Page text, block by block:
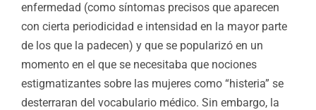
enfermedad (como síntomas precisos que aparecen
con cierta periodicidad e intensidad en la mayor parte
de los que la padecen) y que se popularizó en un
momento en el que se necesitaba que nociones
estigmatizantes sobre las mujeres como “histeria” se
desterraran del vocabulario médico. Sin embargo, la